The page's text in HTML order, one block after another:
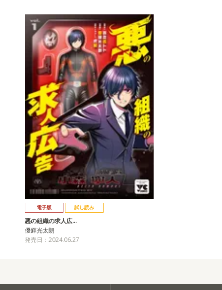
電子版 試し読み
悪の組織の求人広…
優輝光太朗
発売日：2024.06.27